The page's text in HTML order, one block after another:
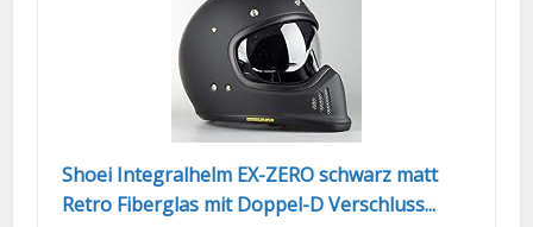
Shoei Integralhelm EX-ZERO schwarz matt
Retro Fiberglas mit Doppel-D Verschluss...